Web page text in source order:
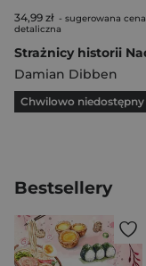
34,99 zł - sugerowana cena
detaliczna
Damian Dibben
Chwilowo niedostępny
Bestsellery